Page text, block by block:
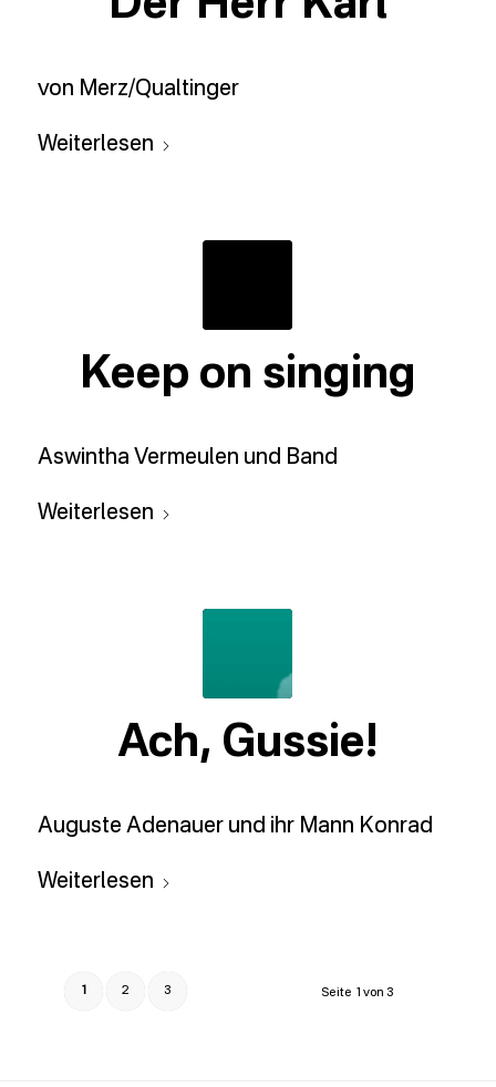
von Merz/Qualtinger
Weiterlesen
Keep on singing
Aswintha Vermeulen und Band
Weiterlesen
Ach, Gussie!
Auguste Adenauer und ihr Mann Konrad
Weiterlesen
Seite 1 von 3
1 2 3